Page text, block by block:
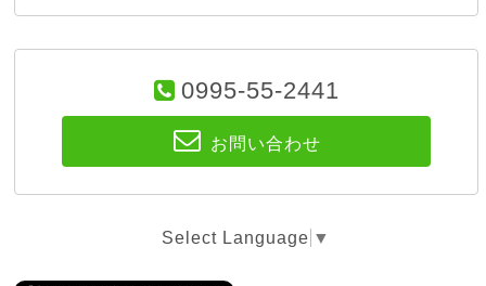
0995-55-2441
お問い合わせ
Select Language ▼